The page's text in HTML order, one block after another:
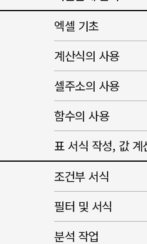
엑셀 기초
계산식의 사용
셀주소의 사용
함수의 사용
표 서식 작성, 값 계
조건부 서식
필터 및 서식
분석 작업